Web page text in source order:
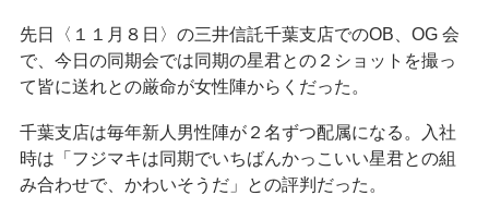
先日〈１１月８日〉の三井信託千葉支店でのOB、OG 会
で、今日の同期会では同期の星君との２ショットを撮っ
て皆に送れとの厳命が女性陣からくだった。
千葉支店は毎年新人男性陣が２名ずつ配属になる。入社
時は「フジマキは同期でいちばんかっこいい星君との組
み合わせで、かわいそうだ」との評判だった。